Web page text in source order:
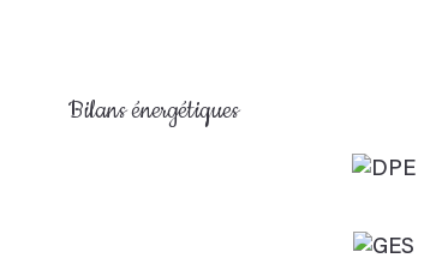
Bilans énergétiques